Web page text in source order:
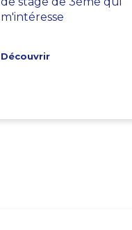
m'intéresse
Découvrir